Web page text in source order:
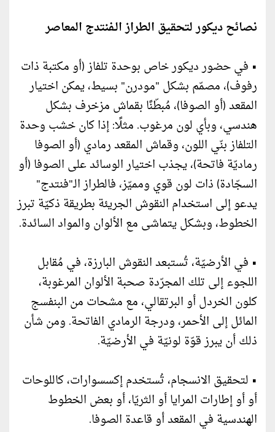
نصائح ديكور لتحقيق الطراز الـفنتدج المعاصر
• في حضور ديكور خاص بوحدة تلفاز (أو مكتبة ذات
رفوف)، مصمّم بشكل "مودرن" بسيط، يمكن اختيار
المقعد (أو الصوفا)، مُبطّنًا بقماش مزخرف بشكل
هندسي، وبأي لون مرغوب. مثلًا: إذا كان خشب وحدة
التلفاز بنّي اللون، وقماش المقعد رمادي (أو الصوفا
رماديّة فاتحة)، يجذب اختيار الوسائد على الصوفا (أو
السجّادة) ذات لون قوي ومميّز، فالطراز الـ"فنتدج"
يدعو إلى استخدام النقوش الجريئة بطريقة ذكيّة تبرز
الخطوط، وبشكل يتماشى مع الألوان والمواد السائدة.
• في الأرضيّة، تُستبعد النقوش البارزة، في مُقابل
اللجوء إلى تلك المجرّدة صحبة الألوان المرغوبة،
كلون الخردل أو البرتقالي، مع مشحات من البنفسج
المائل إلى الأحمر، ودرجة الرمادي الفاتحة. ومن شأن
ذلك أن يبرز قوّة لونيّة في الأرضيّة.
• لتحقيق الانسجام، تُستخدم إكسسوارات، كاللوحات
أو أو إطارات المرايا أو الثريّا، أو بعض الخطوط
الهندسية في المقعد أو قاعدة الصوفا.